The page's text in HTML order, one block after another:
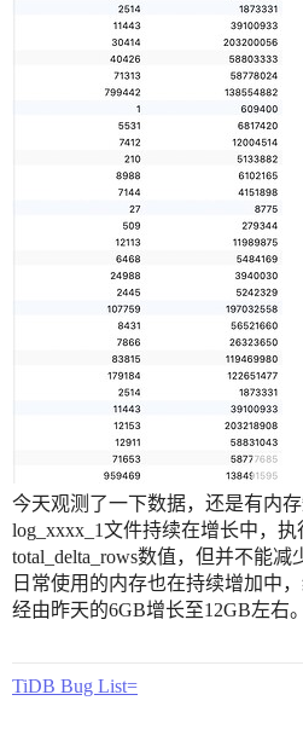
今天观测了一下数据，还是有内
log_xxxx_1文件持续在增长中，
total_delta_rows数值，但并不能减
日常使用的内存也在持续增加中
经由昨天的6GB增长至12GB左右。
TiDB Bug List=